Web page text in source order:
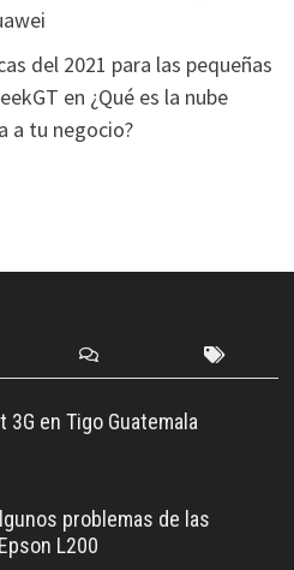
del 2021 para las pequeñas
en ¿Qué es la nube
a tu negocio?
en Tigo Guatemala
problemas de las
L200